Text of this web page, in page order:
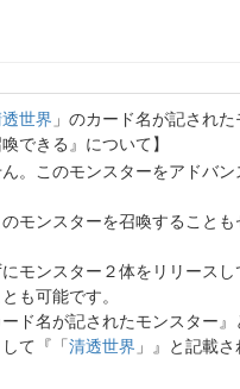
世界 」のカード名が記され
できる』について】
。このモンスターをアドバ
モンスターを召喚すること
モンスター２体をリリース
も可能です。
ード名が記されたモンスター
て『「清透世界 」』と記載